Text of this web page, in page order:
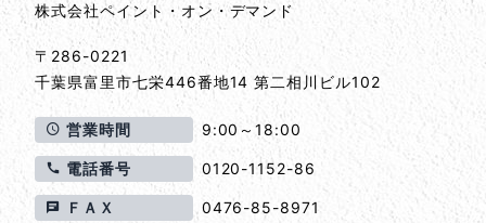
株式会社ペイント・オン・デマンド
〒286-0221
千葉県富里市七栄446番地14 第二相川ビル102
営業時間 9:00～18:00
電話番号 0120-1152-86
ＦＡＸ 0476-85-8971